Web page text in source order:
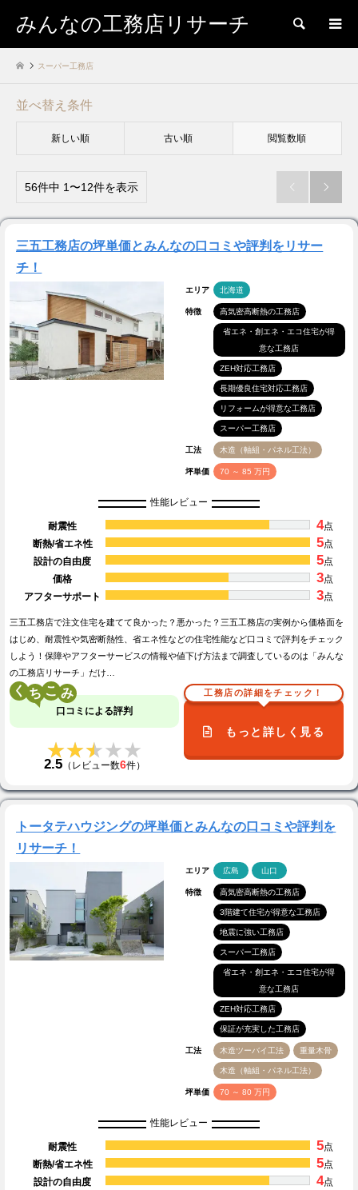
みんなの工務店リサーチ 検索
スーパー工務店
並べ替え条件
新しい順 古い順 閲覧数順
56件中 1〜12件を表示  
三五工務店の坪単価とみんなの口コミや評判をリサー
チ！
エリア 北海道
特徴 高気密高断熱の工務店
省エネ・創エネ・エコ住宅が得
意な工務店
ZEH対応工務店
長期優良住宅対応工務店
リフォームが得意な工務店
スーパー工務店
工法 木造（軸組・パネル工法）
坪単価 70 ～ 85 万円
性能レビュー
耐震性 4点
断熱/省エネ性
5点
設計の自由度
5点
価格
3点
アフターサポート
3点
三五工務店で注文住宅を建てて良かった？悪かった？三五工務店の実例から価格面を
はじめ、耐震性や気密断熱性、省エネ性などの住宅性能など口コミで評判をチェック
しよう！保障やアフターサービスの情報や値下げ方法まで調査しているのは「みんな
の工務店リサーチ」だけ…
く こ
口コミによる評判
★★★★★
★★★★★
2.5（レビュー数6件）
工務店の詳細をチェック！
もっと詳しく見る
トータテハウジングの坪単価とみんなの口コミや評判を
リサーチ！
エリア 広島 山口
特徴 高気密高断熱の工務店
3階建て住宅が得意な工務店
地震に強い工務店
スーパー工務店
省エネ・創エネ・エコ住宅が得
意な工務店
ZEH対応工務店
保証が充実した工務店
工法 木造ツーバイ工法 重量木骨
木造（軸組・パネル工法）
坪単価 70 ～ 80 万円
性能レビュー
耐震性 5点
断熱/省エネ性
5点
設計の自由度
4点